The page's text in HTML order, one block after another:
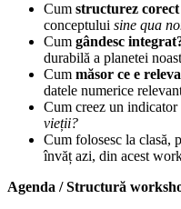
Cum structurez corect
conceptului sine qua
Cum gândesc
durabilă a planetei
Cum măsor ce e
datele numerice
Cum creez un
vieții?
Cum folosesc la clasă,
învăț azi, din acest
Agenda / Structură